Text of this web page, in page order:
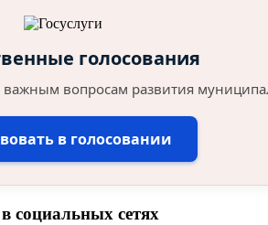
голосования
вопросам развития
в голосовании
социальных сетях